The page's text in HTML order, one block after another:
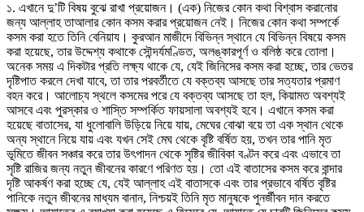
১. এখানে দু’টি বিষয় বুঝে রাখা প্রয়োজন। (এক) নিজের কোন কথা বিশ্বাস করানোর
জন্য আল্লাহ তাআলার কোন কসম করার প্রয়োজন নেই। নিজের কোন কথা সম্পর্কে
কসম করা হতে তিনি বেনিয়ায। কুরআন মাজীদে বিভিন্ন স্থানে যে বিভিন্ন বিষয়ে কসম
করা হয়েছে, তার উদ্দেশ্য কথাকে সৌন্দর্যমণ্ডিত, অলঙ্কারপূর্ণ ও বলিষ্ঠ করে তোলা।
অনেক সময় এ দিকটার প্রতি লক্ষ্য থাকে যে, যেই জিনিসের কসম করা হচ্ছে, তার ভেতর
দৃষ্টিপাত করলে দেখা যাবে, তা তার পরবর্তীতে যে বক্তব্য আসছে তার সত্যতার প্রমাণ
বহন করে। আলোচ্য স্থলে কসমের পরে যে বক্তব্য আসছে তা হল, কিয়ামত অবশ্যই
আসবে এবং পুরস্কার ও শাস্তি সম্পর্কিত ফায়সালা অবশ্যই হবে। এখানে কসম করা
হয়েছে বাতাসের, যা ধুলোবালি উড়িয়ে নিয়ে যায়, মেঘের বোঝা বয়ে তা এক স্থান থেকে
অন্য স্থানে নিয়ে যায় এবং যখন সেই মেঘ থেকে বৃষ্টি বর্ষিত হয়, তখন তার পানি মৃত
ভূমিতে জীবন সঞ্চার করে তার উৎপাদন থেকে সৃষ্টির জীবিকা বণ্টন করে এবং এভাবে তা
সৃষ্টি রাজির জন্য নতুন জীবনের কারণে পরিণত হয়। তো এই বাতাসের কসম করে বান্দার
দৃষ্টি আকর্ষণ করা হচ্ছে যে, যেই আল্লাহ এই বাতাসকে এবং তার প্রভাবে বর্ষিত বৃষ্টির
পানিকে নতুন জীবনের মাধ্যম বানান, নিশ্চয়ই তিনি মৃত মানুষকে পুনর্জীবন দান করতে